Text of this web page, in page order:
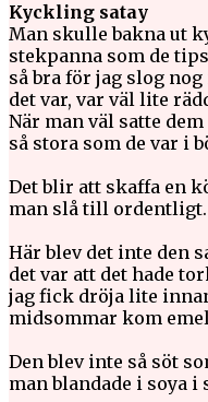
Kyckling satay
Man skulle bakna ut
stekpanna som de
så bra för jag slog
det var, var väl lite
När man väl satte
så stora som de var i
Det blir att skaffa en
man slå till ordentligt.
Här blev det inte den
det var att det hade
jag fick dröja lite
midsommar kom
Den blev inte så söt
man blandade i soya i